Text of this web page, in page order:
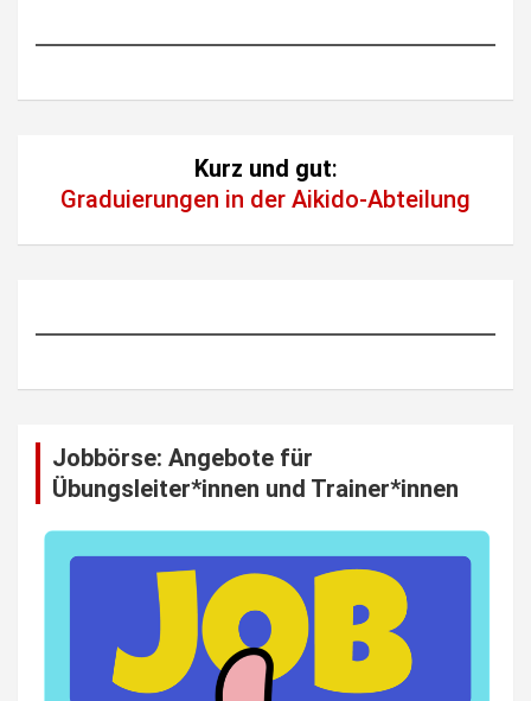
Kurz und gut:
Graduierungen in der Aikido-Abteilung
Jobbörse: Angebote für
Übungsleiter*innen und Trainer*innen